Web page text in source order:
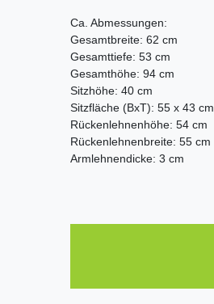
Ca. Abmessungen:
Gesamtbreite: 62 cm
Gesamttiefe: 53 cm
Gesamthöhe: 94 cm
Sitzhöhe: 40 cm
Sitzfläche (BxT): 55 x 43 cm
Rückenlehnenhöhe: 54 cm
Rückenlehnenbreite: 55 cm
Armlehnendicke: 3 cm